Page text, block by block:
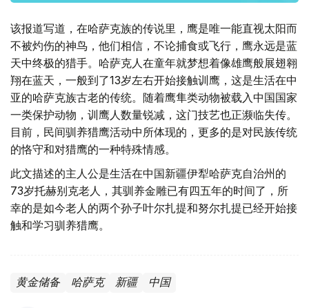
该报道写道，在哈萨克族的传说里，鹰是唯一能直视太阳而
不被灼伤的神鸟，他们相信，不论捕食或飞行，鹰永远是蓝
天中终极的猎手。哈萨克人在童年就梦想着像雄鹰般展翅翱
翔在蓝天，一般到了13岁左右开始接触训鹰，这是生活在中
亚的哈萨克族古老的传统。随着鹰隼类动物被载入中国国家
一类保护动物，训鹰人数量锐减，这门技艺也正濒临失传。
目前，民间驯养猎鹰活动中所体现的，更多的是对民族传统
的恪守和对猎鹰的一种特殊情感。
此文描述的主人公是生活在中国新疆伊犁哈萨克自治州的
73岁托赫别克老人，其驯养金雕已有四五年的时间了，所
幸的是如今老人的两个孙子叶尔扎提和努尔扎提已经开始接
触和学习驯养猎鹰。
黄金储备 哈萨克 新疆 中国